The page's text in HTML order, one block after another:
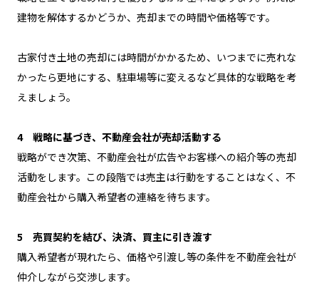
建物を解体するかどうか、売却までの時間や価格等です。
古家付き土地の売却には時間がかかるため、いつまでに売れな
かったら更地にする、駐車場等に変えるなど具体的な戦略を考
えましょう。
4 戦略に基づき、不動産会社が売却活動する
戦略ができ次第、不動産会社が広告やお客様への紹介等の売却
活動をします。この段階では売主は行動をすることはなく、不
動産会社から購入希望者の連絡を待ちます。
5 売買契約を結び、決済、買主に引き渡す
購入希望者が現れたら、価格や引渡し等の条件を不動産会社が
仲介しながら交渉します。